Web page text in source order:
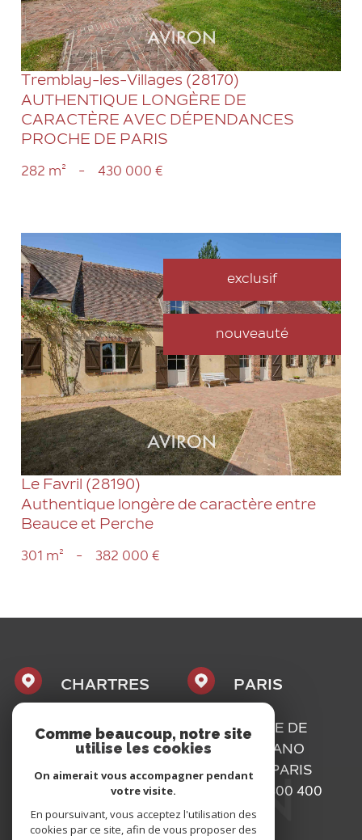
Tremblay-les-Villages (28170)
AUTHENTIQUE LONGÈRE DE
CARACTÈRE AVEC DÉPENDANCES
PROCHE DE PARIS
282 m² - 430 000 €
exclusif
nouveauté
VOIR LE BIEN
Le Favril (28190)
Authentique longère de caractère entre
Beauce et Perche
301 m² - 382 000 €
CHARTRES
02 37 300 400
1, PLACE
MAURICE
CAZALIS
CHARTRES
PARIS
01 73 300 400
16, RUE DE
BASSANO
75116
PARIS
Comme beaucoup, notre site
utilise les cookies
On aimerait vous accompagner pendant
votre visite.
En poursuivant, vous acceptez l'utilisation des
cookies par ce site, afin de vous proposer des